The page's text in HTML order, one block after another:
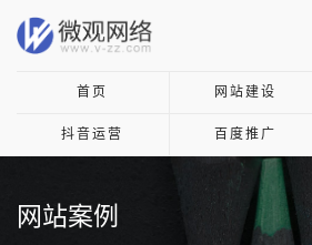
首页 网站建设
抖音运营 百度推广
网站案例